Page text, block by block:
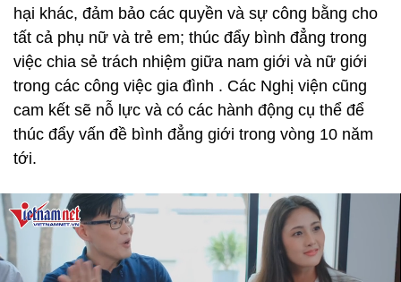
hại khác, đảm bảo các quyền và sự công bằng cho
tất cả phụ nữ và trẻ em; thúc đẩy bình đẳng trong
việc chia sẻ trách nhiệm giữa nam giới và nữ giới
trong các công việc gia đình . Các Nghị viện cũng
cam kết sẽ nỗ lực và có các hành động cụ thể để
thúc đẩy vấn đề bình đẳng giới trong vòng 10 năm
tới.